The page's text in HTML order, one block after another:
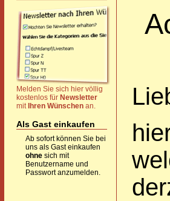
Melden Sie sich hier völlig
kostenlos für Newsletter
mit Ihren Wünschen an.
Als Gast einkaufen
Ab sofort können Sie bei
uns als Gast einkaufen
ohne sich mit
Benutzername und
Passwort anzumelden.